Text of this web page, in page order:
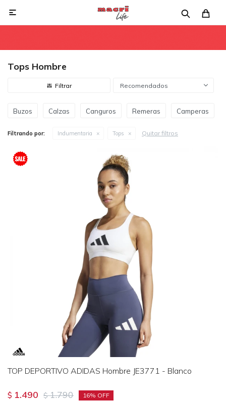

Tops Hombre
Recomendados
Buzos Calzas Canguros Remeras Camperas
Filtrando por: Indumentaria Tops Quitar filtros
TOP DEPORTIVO ADIDAS Hombre JE3771 - Blanco
$ 1.490 $ 1.790 16